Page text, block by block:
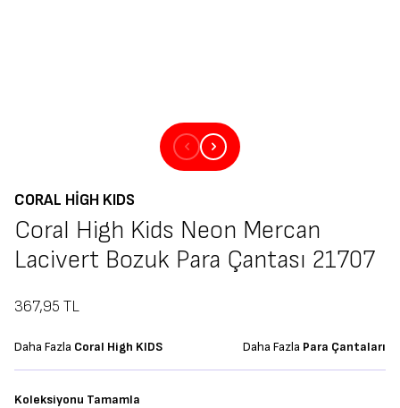
CORAL HIGH KIDS
Coral High Kids Neon Mercan
Lacivert Bozuk Para Çantası 21707
367,95 TL
Daha Fazla Coral High KIDS Daha Fazla Para Çantaları
Koleksiyonu Tamamla